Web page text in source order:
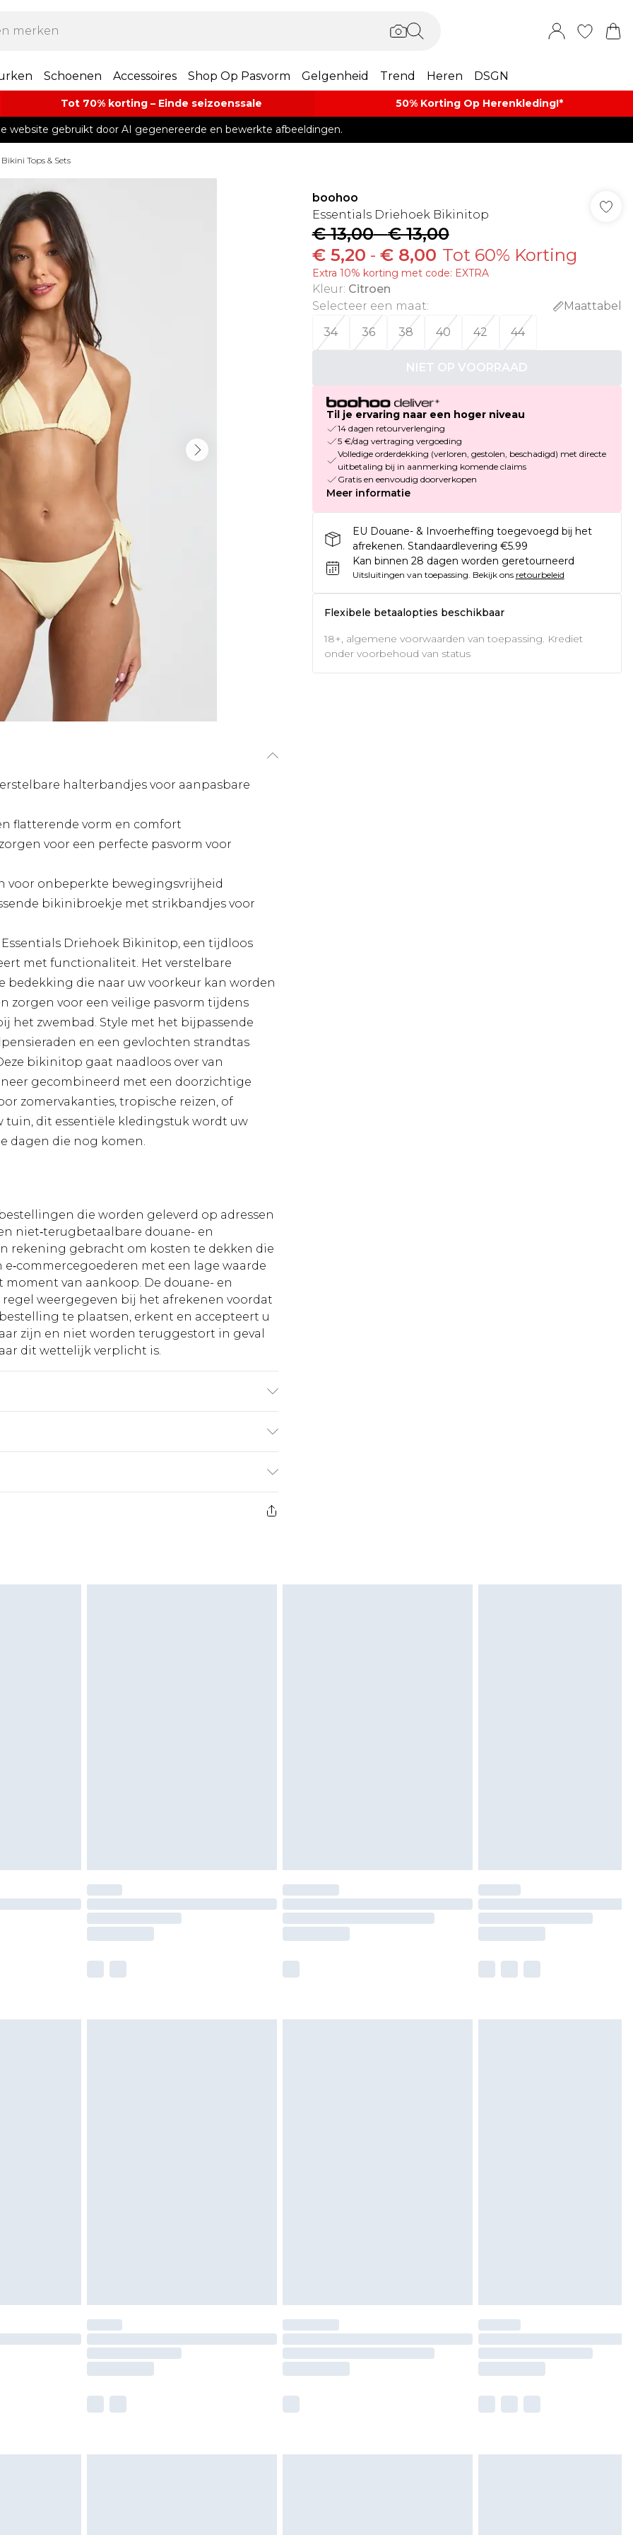
Schoenen Accessoires Shop Op Pasvorm Gelgenheid Trend Heren DSGN
Tot 70% korting – Einde seizoenssale 50% Korting Op Herenkleding​!*​
website gebruikt door AI gegenereerde en bewerkte afbeeldingen.
Bikini Tops & Sets
halterbandjes voor aanpasbare
flatterende vorm en comfort
voor een perfecte pasvorm voor
voor onbeperkte bewegingsvrijheid
bikinibroekje met strikbandjes voor
Driehoek Bikinitop, een tijdloos
met functionaliteit. Het verstelbare
die naar uw voorkeur kan worden
zorgen voor een veilige pasvorm tijdens
het zwembad. Style met het bijpassende
en een gevlochten strandtas
bikinitop gaat naadloos over van
gecombineerd met een doorzichtige
zomervakanties, tropische reizen, of
tuin, dit essentiële kledingstuk wordt uw
dagen die nog komen.
die worden geleverd op adressen
niet‑terugbetaalbare douane- en
rekening gebracht om kosten te dekken die
met een lage waarde
van aankoop. De douane- en
weergegeven bij het afrekenen voordat
te plaatsen, erkent en accepteert u
zijn en niet worden teruggestort in geval
dit wettelijk verplicht is.
programma, niet bleken, niet in de
€5.99
€14.99
boohoo
Essentials Driehoek Bikinitop
€ 13,00-€ 13,00
€ 5,20 - € 8,00 Tot 60% Korting
Extra 10% korting met code: EXTRA
Kleur: Citroen
Selecteer een maat:
Maattabel
34
36 38 40 42 44
NIET OP VOORRAAD
Til je ervaring naar een hoger niveau
14 dagen retourverlenging
5 €/dag vertraging vergoeding
Volledige orderdekking (verloren, gestolen, beschadigd) met directe
uitbetaling bij in aanmerking komende claims
Gratis en eenvoudig doorverkopen
Meer informatie
EU Douane- & Invoerheffing toegevoegd bij het
afrekenen. Standaardlevering €5.99
Kan binnen 28 dagen worden geretourneerd
Uitsluitingen van toepassing. Bekijk ons retourbeleid
Flexibele betaalopties beschikbaar
18+, algemene voorwaarden van toepassing. Krediet
onder voorbehoud van status